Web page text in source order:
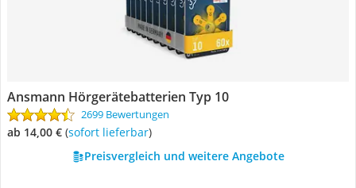
Ansmann Hörgerätebatterien Typ 10
2699 Bewertungen
ab 14,00 € ( Sofort lieferbar)
Preisvergleich und weitere Angebote